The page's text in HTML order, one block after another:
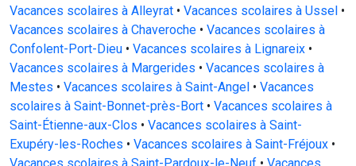
Vacances scolaires à Alleyrat • Vacances scolaires à Ussel •
Vacances scolaires à Chaveroche • Vacances scolaires à
Confolent-Port-Dieu • Vacances scolaires à Lignareix •
Vacances scolaires à Margerides • Vacances scolaires à
Mestes • Vacances scolaires à Saint-Angel • Vacances
scolaires à Saint-Bonnet-près-Bort • Vacances scolaires à
Saint-Étienne-aux-Clos • Vacances scolaires à Saint-
Exupéry-les-Roches • Vacances scolaires à Saint-Fréjoux •